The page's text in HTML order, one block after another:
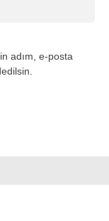
adım, e-posta